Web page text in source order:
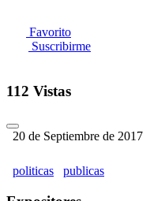
Favorito
Suscribirme
112 Vistas
20 de Septiembre de 2017
politicas publicas